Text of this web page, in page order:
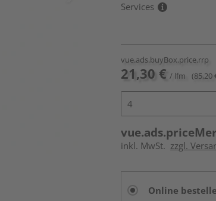
Services
vue.ads.buyBox.price.rrp
21,30 € / lfm (85,20
inkl. MwSt. zzgl.
Online